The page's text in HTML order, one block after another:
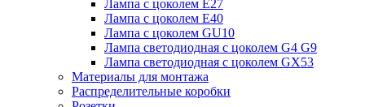
Лампа с цоколем E27
Лампа с цоколем E40
Лампа с цоколем GU10
Лампа светодиодная с цоколем G4 G9
Лампа светодиодная с цоколем GX53
Материалы для монтажа
Распределительные коробки